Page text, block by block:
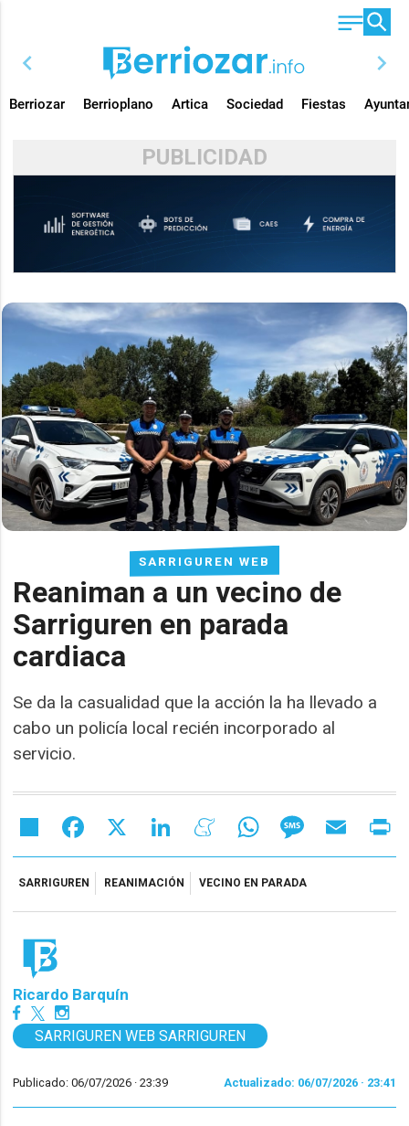
chevron_left chevron_right
Berriozar Berrioplano Artica Sociedad Fiestas
PUBLICIDAD
SARRIGUREN WEB
Reaniman a un vecino de
Sarriguren en parada
cardiaca
Se da la casualidad que la acción la ha llevado a
cabo un policía local recién incorporado al
servicio.
Share Facebook LinkedIn MeneameWhatsAppMessageEmail
SARRIGUREN REANIMACIÓN VECINO EN PARADA
Ricardo Barquín
SARRIGUREN WEB SARRIGUREN
Publicado: 06/07/2026 ·23:39 Actualizado: 06/07/2026 · 23:41